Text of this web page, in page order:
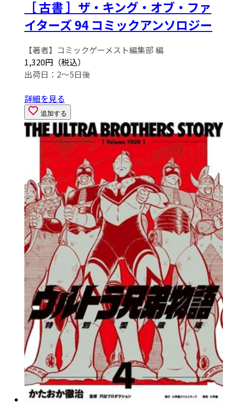
［ 古書 ］ザ・キング・オブ・ファ
イターズ 94 コミックアンソロジー
【著者】コミックゲーメスト編集部 編
1,320円（税込）
出荷日：2～5日後
詳細を見る
追加する